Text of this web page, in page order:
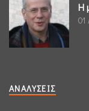
Η
01
ΑΝΑΛΎΣΕΙΣ